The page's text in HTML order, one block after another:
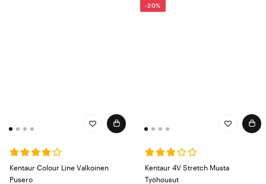
Kentaur Colour Line Valkoinen
Pusero
-20%
Kentaur 4V Stretch Musta
Työhousut